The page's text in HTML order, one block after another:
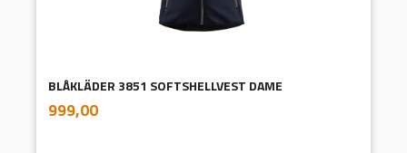
BLÅKLÄDER 3851 SOFTSHELLVEST DAME
Pris
999,00mva.